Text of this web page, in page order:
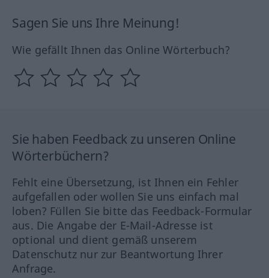
Sagen Sie uns Ihre Meinung!
Wie gefällt Ihnen das Online Wörterbuch?
Sie haben Feedback zu unseren Online
Wörterbüchern?
Fehlt eine Übersetzung, ist Ihnen ein Fehler
aufgefallen oder wollen Sie uns einfach mal
loben? Füllen Sie bitte das Feedback-Formular
aus. Die Angabe der E-Mail-Adresse ist
optional und dient gemäß unserem
Datenschutz nur zur Beantwortung Ihrer
Anfrage.